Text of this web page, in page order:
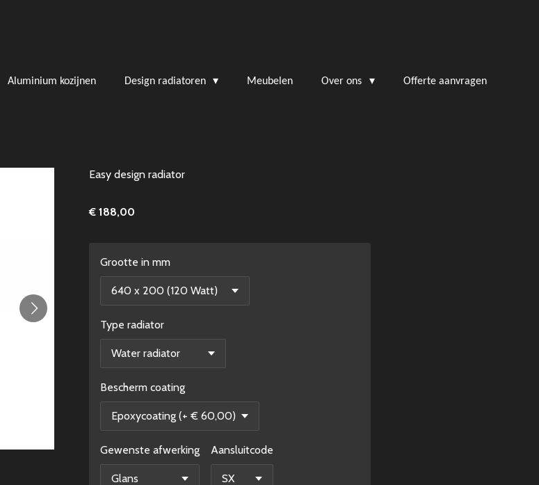
Aluminium kozijnen Design radiatoren Meubelen Over ons Offerte aanvragen
Easy design radiator
€ 188,00
Grootte in mm
Type radiator
Bescherm coating
Gewenste afwerking Aansluitcode